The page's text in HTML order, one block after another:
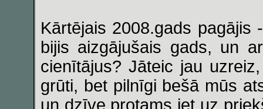
Kārtējais 2008.gads
bijis aizgājušais gads, un
cienītājus? Jāteic jau
grūti, bet pilnīgi bešā mūs
un dzīve protams iet uz